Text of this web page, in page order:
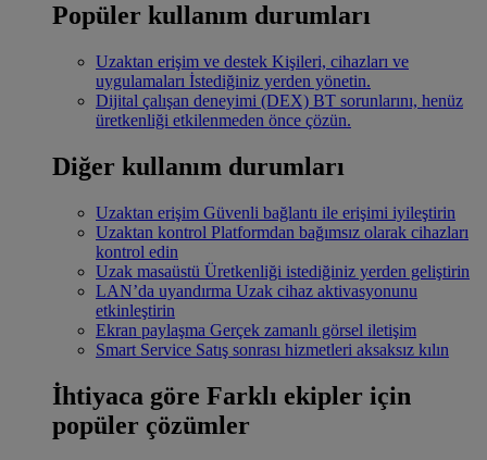
Popüler kullanım durumları
Uzaktan erişim ve destek Kişileri, cihazları ve
uygulamaları İstediğiniz yerden yönetin.
Dijital çalışan deneyimi (DEX) BT sorunlarını, henüz
üretkenliği etkilenmeden önce çözün.
Diğer kullanım durumları
Uzaktan erişim Güvenli bağlantı ile erişimi iyileştirin
Uzaktan kontrol Platformdan bağımsız olarak cihazları
kontrol edin
Uzak masaüstü Üretkenliği istediğiniz yerden geliştirin
LAN’da uyandırma Uzak cihaz aktivasyonunu
etkinleştirin
Ekran paylaşma Gerçek zamanlı görsel iletişim
Smart Service Satış sonrası hizmetleri aksaksız kılın
İhtiyaca göre Farklı ekipler için
popüler çözümler